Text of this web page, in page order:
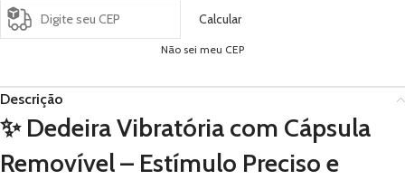
Calcular
Não sei meu CEP
Descrição
✨ Dedeira Vibratória com Cápsula
Removível – Estímulo Preciso e